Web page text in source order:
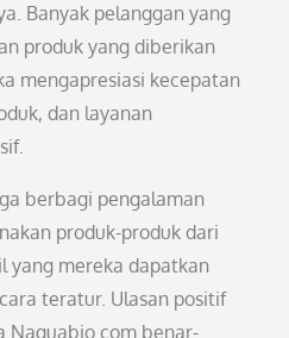
Banyak pelanggan yang
produk yang diberikan
mengapresiasi kecepatan
dan layanan
berbagi pengalaman
produk-produk dari
yang mereka dapatkan
teratur. Ulasan positif
Naguabio.com benar-